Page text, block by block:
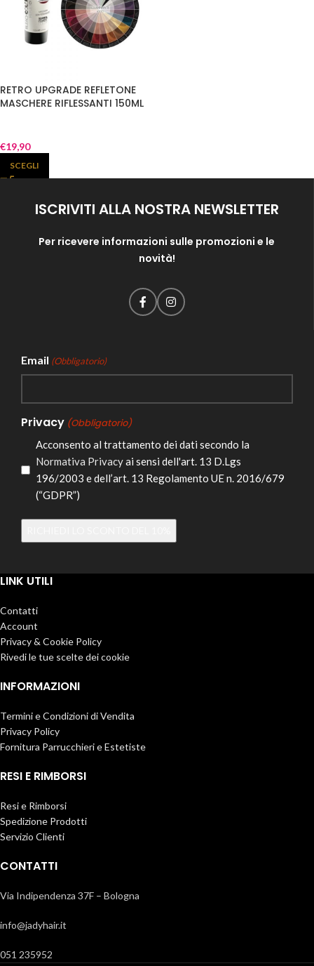
RETRO UPGRADE REFLETONE
MASCHERE RIFLESSANTI 150ML
€19,90
SCEGLI
ISCRIVITI ALLA NOSTRA NEWSLETTER
Per ricevere informazioni sulle promozioni e le
novità!
Email (Obbligatorio)
Privacy (Obbligatorio)
Acconsento al trattamento dei dati secondo la
Normativa Privacyai sensi dell'art. 13 D.Lgs
196/2003 e dell’art. 13 Regolamento UE n. 2016/679
(“GDPR”)
LINK UTILI
Contatti
Account
Privacy & Cookie Policy
Rivedi le tue scelte dei cookie
INFORMAZIONI
Termini e Condizioni di Vendita
Privacy Policy
Fornitura Parrucchieri e Estetiste
RESI E RIMBORSI
Resi e Rimborsi
Spedizione Prodotti
Servizio Clienti
CONTATTI
Via Indipendenza 37F – Bologna
info@jadyhair.it
051 235952